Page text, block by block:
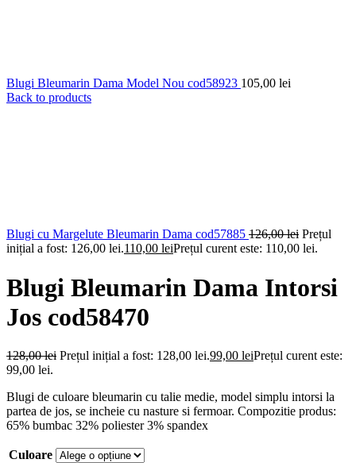
Blugi Bleumarin Dama Model Nou cod58923 105,00 lei
Back to products
Blugi cu Margelute Bleumarin Dama cod57885 126,00lei Prețul
inițial a fost: 126,00 lei.110,00 leiPrețul curent este: 110,00 lei.
Blugi Bleumarin Dama Intorsi
Jos cod58470
128,00lei Prețul inițial a fost: 128,00 lei.99,00 leiPrețul curent este:
99,00 lei.
Blugi de culoare bleumarin cu talie medie, model simplu intorsi la
partea de jos, se incheie cu nasture si fermoar. Compozitie produs:
65% bumbac 32% poliester 3% spandex
Culoare